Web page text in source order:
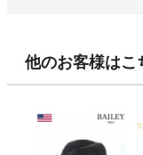
他のお客様はこ